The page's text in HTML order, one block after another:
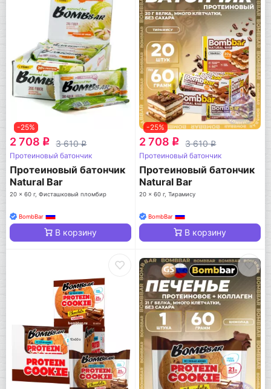
-25%
2 708 q 3 610q
Протеиновый батончик
Протеиновый батончик
Natural Bar
20 x 60 г, Фисташковый пломбир
BombBar
В корзину
-25%
2 708 q 3 610q
Протеиновый батончик
Протеиновый батончик
Natural Bar
20 x 60 г, Тирамису
BombBar
В корзину